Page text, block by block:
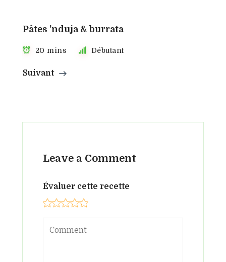
Pâtes 'nduja & burrata
20 mins Débutant
Suivant
Leave a Comment
Évaluer cette recette